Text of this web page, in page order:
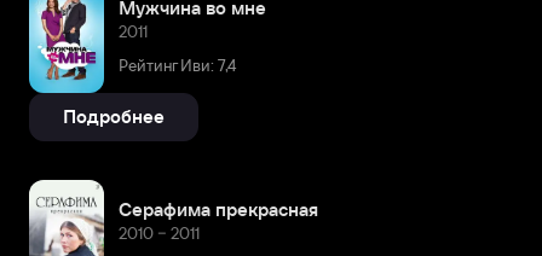
Мужчина во мне
2011
Рейтинг Иви: 7,4
Подробнее
Серафима прекрасная
2010 – 2011